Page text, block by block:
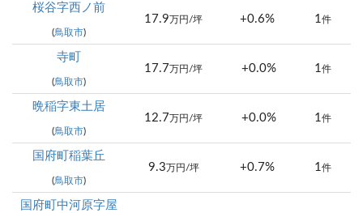
桜谷字西ノ前
(鳥取市)
17.9 万円/坪 +0.6% 1件
寺町
(鳥取市)
17.7 万円/坪 +0.0% 1件
晩稲字東土居
(鳥取市)
12.7 万円/坪 +0.0% 1件
国府町稲葉丘
(鳥取市)
9.3 万円/坪 +0.7% 1件
国府町中河原字屋